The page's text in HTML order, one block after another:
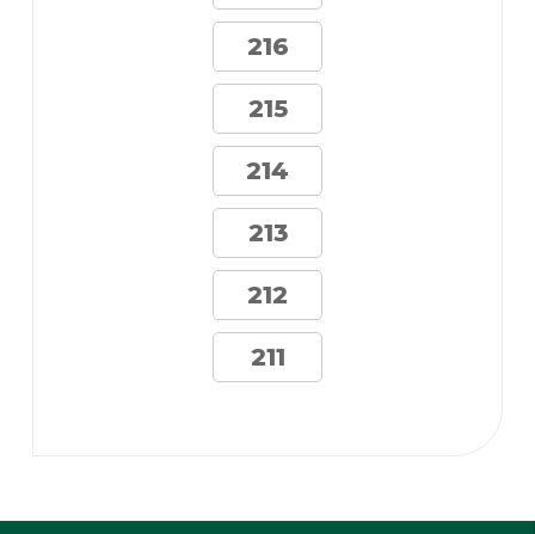
216
215
214
213
212
211